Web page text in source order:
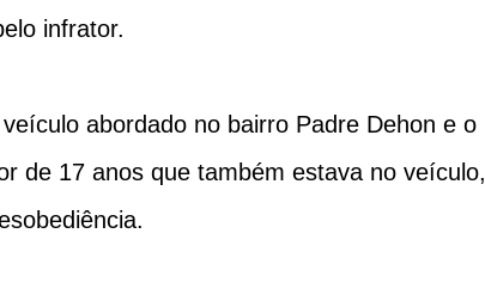
infrator.
abordado no bairro Padre Dehon e o
de 17 anos que também estava no veículo,